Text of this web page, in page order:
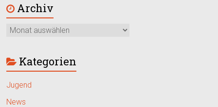
Archiv
Kategorien
Jugend
News